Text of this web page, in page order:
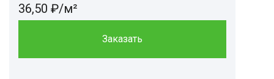
36,50 ₽/м²
Заказать